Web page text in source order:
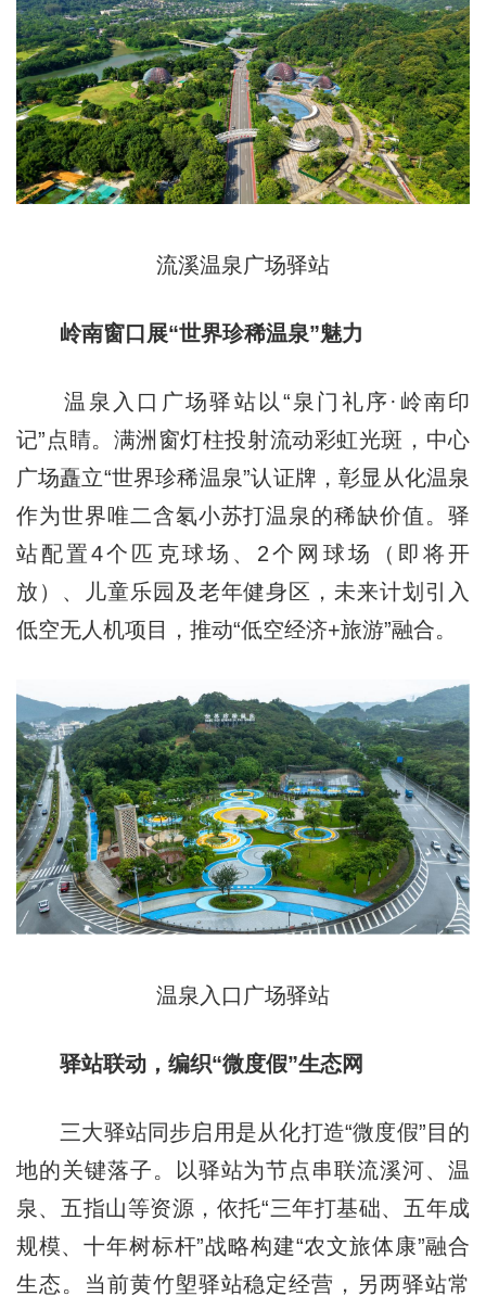
流溪温泉广场驿站
岭南窗口展“世界珍稀温泉”魅力
温泉入口广场驿站以“泉门礼序·岭南印
记”点睛。满洲窗灯柱投射流动彩虹光斑，中心
广场矗立“世界珍稀温泉”认证牌，彰显从化温泉
作为世界唯二含氡小苏打温泉的稀缺价值。驿
站配置4个匹克球场、2个网球场（即将开
放）、儿童乐园及老年健身区，未来计划引入
低空无人机项目，推动“低空经济+旅游”融合。
温泉入口广场驿站
驿站联动，编织“微度假”生态网
三大驿站同步启用是从化打造“微度假”目的
地的关键落子。以驿站为节点串联流溪河、温
泉、五指山等资源，依托“三年打基础、五年成
规模、十年树标杆”战略构建“农文旅体康”融合
生态。当前黄竹塱驿站稳定经营，另两驿站常